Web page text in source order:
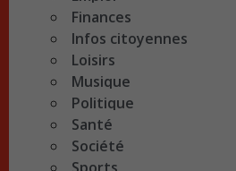
Finances
Infos citoyennes
Loisirs
Musique
Politique
Santé
Société